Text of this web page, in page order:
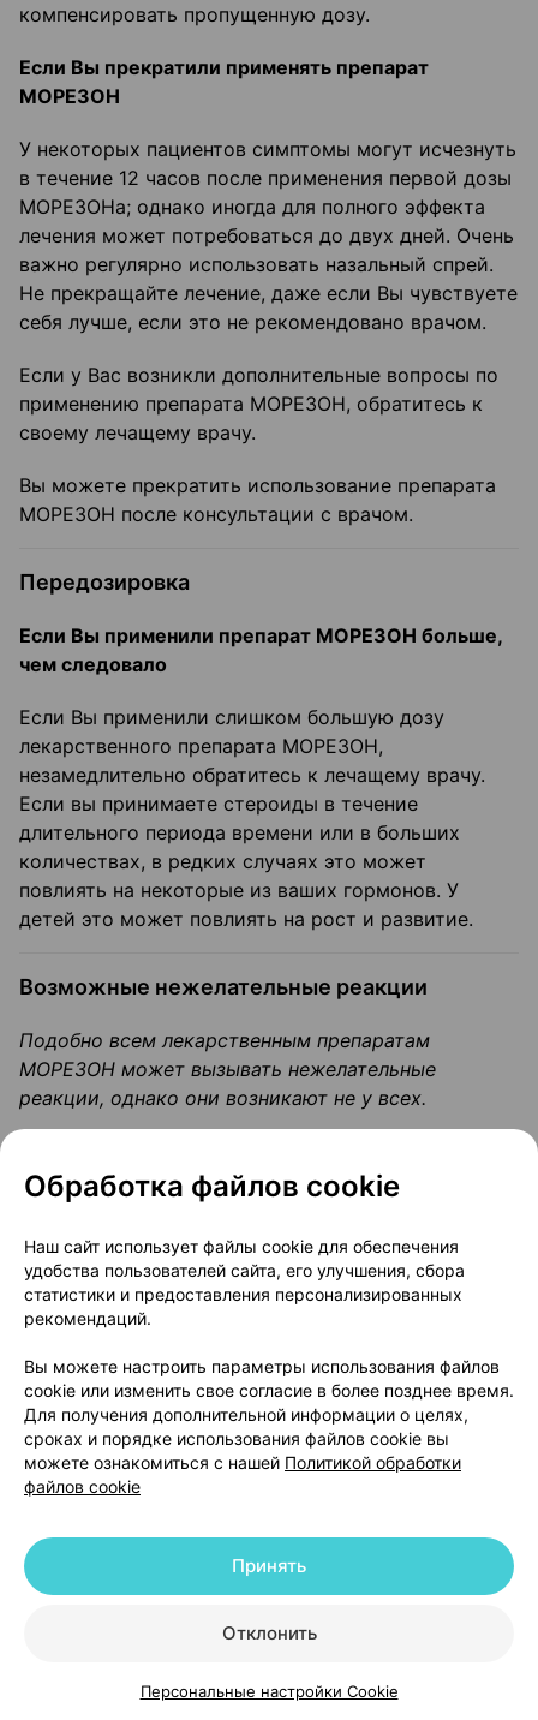
КаталогКорзинаИзбранноеПрофиль
компенсировать пропущенную дозу.
Если Вы прекратили применять препарат
МОРЕЗОН
У некоторых пациентов симптомы могут исчезнуть
в течение 12 часов после применения первой дозы
МОРЕЗОНа; однако иногда для полного эффекта
лечения может потребоваться до двух дней. Очень
важно регулярно использовать назальный спрей.
Не прекращайте лечение, даже если Вы чувствуете
себя лучше, если это не рекомендовано врачом.
Если у Вас возникли дополнительные вопросы по
применению препарата МОРЕЗОН, обратитесь к
своему лечащему врачу.
Вы можете прекратить использование препарата
МОРЕЗОН после консультации с врачом.
Передозировка
Если Вы применили препарат МОРЕЗОН больше,
чем следовало
Если Вы применили слишком большую дозу
лекарственного препарата МОРЕЗОН,
незамедлительно обратитесь к лечащему врачу.
Если вы принимаете стероиды в течение
длительного периода времени или в больших
количествах, в редких случаях это может
повлиять на некоторые из ваших гормонов. У
детей это может повлиять на рост и развитие.
Возможные нежелательные реакции
Подобно всем лекарственным препаратам
МОРЕЗОН может вызывать нежелательные
реакции, однако они возникают не у всех.
обратиться к врачу при появлении любого из
следующих признаков:
- Аллергическая реакция, признаками которой
могут быть крапивница (кожная реакция, сходная
по виду с волдырями от ожога крапивой),
лихорадка, боль в горле, жжение в глазах, кожная
боль, красная или пурпурная кожная сыпь с
образованием волдырей и пузырей, затрудненное
дыхание или свистящее дыхание.
медицинская помощь или госпитализация.
Когда назальные спреи, содержащие
кортикостероиды, используются в высоких дозах
возникать нежелательные эффекты из-за
Обработка файлов cookie
Наш сайт использует файлы cookie для обеспечения
удобства пользователей сайта, его улучшения, сбора
статистики и предоставления персонализированных
рекомендаций.
Вы можете настроить параметры использования файлов
cookie или изменить свое согласие в более позднее время.
Для получения дополнительной информации о целях,
сроках и порядке использования файлов cookie вы
можете ознакомиться с нашей Политикой обработки
файлов cookie
Отклонить
Принять
Персональные настройки Cookie